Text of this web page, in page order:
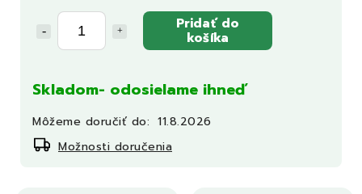
Pridať do
košíka
Skladom- odosielame ihneď
Môžeme doručiť do: 11.8.2026
Možnosti doručenia